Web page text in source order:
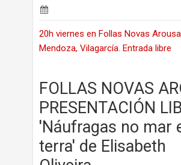
20h viernes en Follas Novas
Mendoza, Vilagarcía. Entrada libre
FOLLAS NOVAS
PRESENTACIÓN
'Náufragas no mar
terra' de Elisabeth